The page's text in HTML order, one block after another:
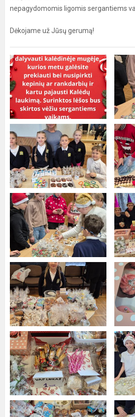
nepagydomomis ligomis sergantiems
Dėkojame už Jūsų gerumą!